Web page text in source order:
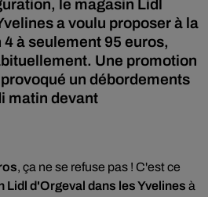
le magasin Lidl
a voulu proposer à la
à seulement 95 euros,
Une promotion
un débordements
matin devant
, ça ne se refuse pas ! C'est ce
Lidl d'Orgeval dans les Yvelines à